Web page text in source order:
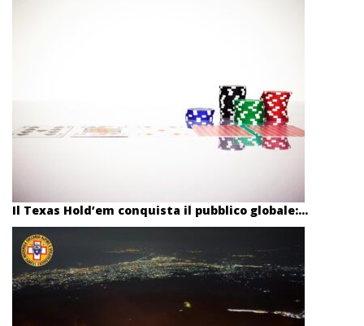
Il Texas Hold’em conquista il pubblico globale:...